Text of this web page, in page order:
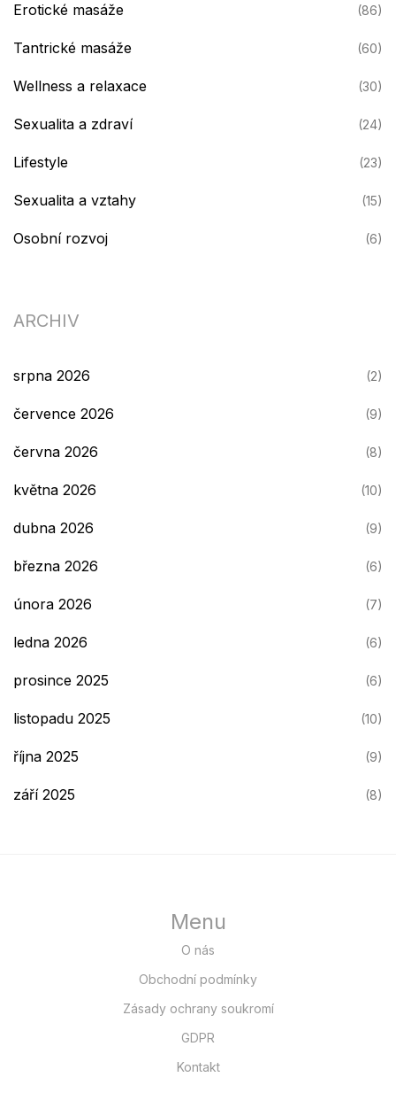
Erotické masáže (86)
Tantrické masáže (60)
Wellness a relaxace (30)
Sexualita a zdraví (24)
Lifestyle (23)
Sexualita a vztahy (15)
Osobní rozvoj (6)
ARCHIV
srpna 2026 (2)
července 2026 (9)
června 2026 (8)
května 2026 (10)
dubna 2026 (9)
března 2026 (6)
února 2026 (7)
ledna 2026 (6)
prosince 2025 (6)
listopadu 2025 (10)
října 2025 (9)
září 2025 (8)
Menu
O nás
Obchodní podmínky
Zásady ochrany soukromí
GDPR
Kontakt